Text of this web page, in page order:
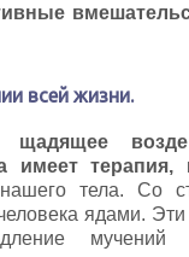
всей жизни.
щадящее
имеет терапия,
нашего тела. Со
ядами. Эти